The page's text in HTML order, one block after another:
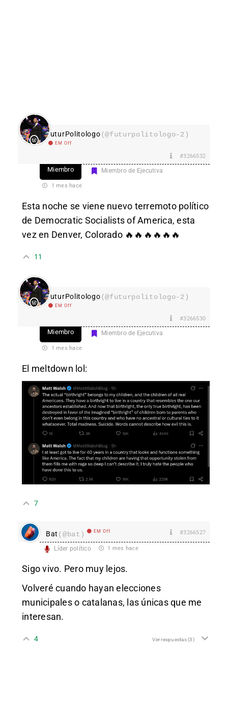
FuturPolitologo(@futurpolitologo-2)
EM Off
#3266532
Miembro Miembro de Ejecutiva
1 mes hace
Esta noche se viene nuevo terremoto político
de Democratic Socialists of America, esta
vez en Denver, Colorado 🔥🔥🔥🔥🔥🔥
11
FuturPolitologo(@futurpolitologo-2)
EM Off
#3266530
Miembro Miembro de Ejecutiva
1 mes hace
El meltdown lol:
7
Bat (@bat) EM Off #3266527
Líder político 1 mes hace
Sigo vivo. Pero muy lejos.
Volveré cuando hayan elecciones
municipales o catalanas, las únicas que me
interesan.
4 Ver respuestas(3)